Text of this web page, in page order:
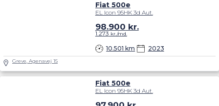
Fiat 500e
EL Icon 95HK 3d Aut.
10.501 km 2023
98.900 kr.
1.273 kr./md.
Greve, Agenavej 15
Fiat 500e
EL Icon 95HK 3d Aut.